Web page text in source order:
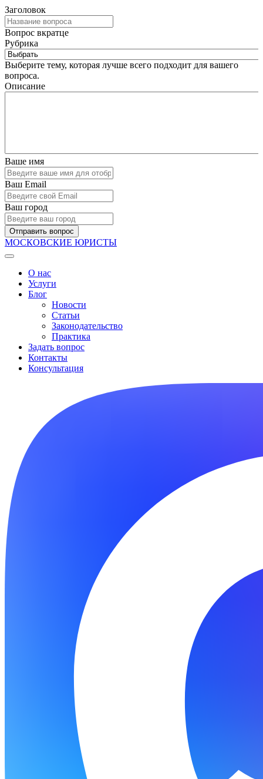
Заголовок
Вопрос вкратце
Рубрика
Выберите тему, которая лучше всего подходит для вашего
вопроса.
Описание
Ваше имя
Ваш Email
Ваш город
Отправить вопрос
МОСКОВСКИЕ ЮРИСТЫ
О нас
Услуги
Блог
Новости
Статьи
Законодательство
Практика
Задать вопрос
Контакты
Консультация